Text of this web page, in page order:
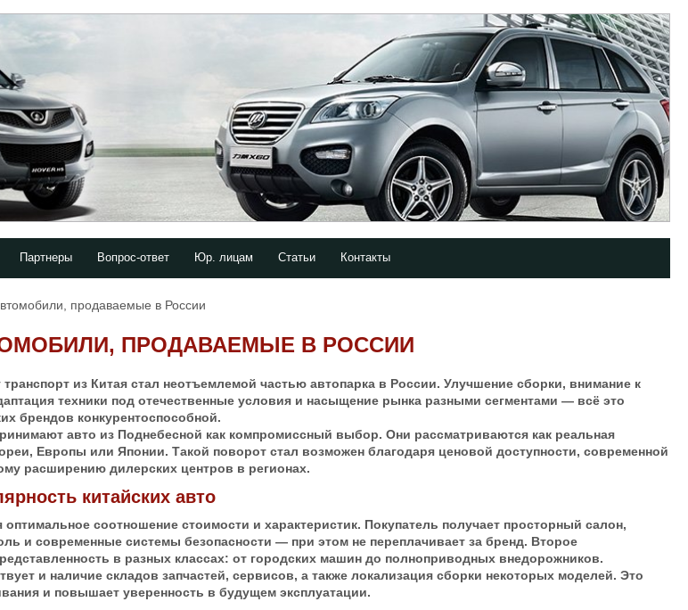
Партнеры Вопрос-ответ Юр. лицам Статьи Контакты
продаваемые в России
ПРОДАВАЕМЫЕ В РОССИИ
из Китая стал неотъемлемой частью автопарка в России. Улучшение сборки, внимание к
техники под отечественные условия и насыщение рынка разными сегментами — всё это
брендов конкурентоспособной.
авто из Поднебесной как компромиссный выбор. Они рассматриваются как реальная
Европы или Японии. Такой поворот стал возможен благодаря ценовой доступности, современной
расширению дилерских центров в регионах.
китайских авто
соотношение стоимости и характеристик. Покупатель получает просторный салон,
и современные системы безопасности — при этом не переплачивает за бренд. Второе
в разных классах: от городских машин до полноприводных внедорожников.
и наличие складов запчастей, сервисов, а также локализация сборки некоторых моделей. Это
и повышает уверенность в будущем эксплуатации.